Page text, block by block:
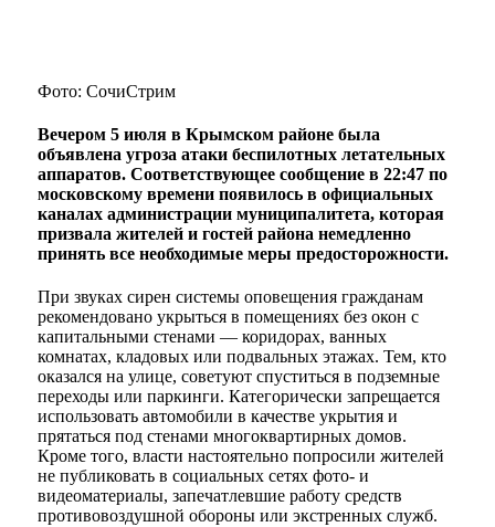
Фото: СочиСтрим
Вечером 5 июля в Крымском районе была
объявлена угроза атаки беспилотных летательных
аппаратов. Соответствующее сообщение в 22:47 по
московскому времени появилось в официальных
каналах администрации муниципалитета, которая
призвала жителей и гостей района немедленно
принять все необходимые меры предосторожности.
При звуках сирен системы оповещения гражданам
рекомендовано укрыться в помещениях без окон с
капитальными стенами — коридорах, ванных
комнатах, кладовых или подвальных этажах. Тем, кто
оказался на улице, советуют спуститься в подземные
переходы или паркинги. Категорически запрещается
использовать автомобили в качестве укрытия и
прятаться под стенами многоквартирных домов.
Кроме того, власти настоятельно попросили жителей
не публиковать в социальных сетях фото- и
видеоматериалы, запечатлевшие работу средств
противовоздушной обороны или экстренных служб.